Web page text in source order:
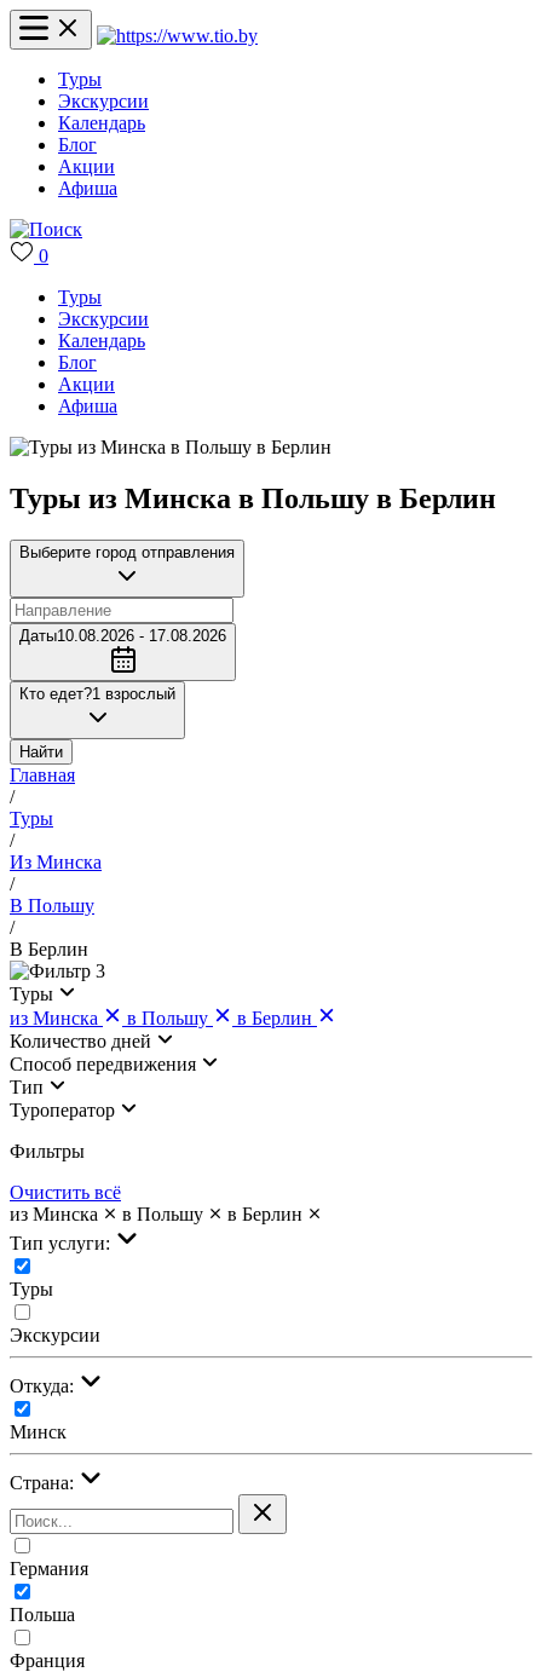
Туры
Экскурсии
Календарь
Блог
Акции
Афиша
0
Туры
Экскурсии
Календарь
Блог
Акции
Афиша
Туры из Минска в Польшу в Берлин
Выберите город отправления
Даты10.08.2026 - 17.08.2026
Кто едет?1 взрослый
Найти
Главная
/
Туры
/
Из Минска
/
В Польшу
/
В Берлин
3
Туры
из Минска
в Польшу
в Берлин
Количество дней
Cпособ передвижения
Тип
Туроператор
Фильтры
Очистить всё
из Минска
в Польшу
в Берлин
Тип услуги:
Туры
Экскурсии
Откуда:
Минск
Страна:
Германия
Польша
Франция